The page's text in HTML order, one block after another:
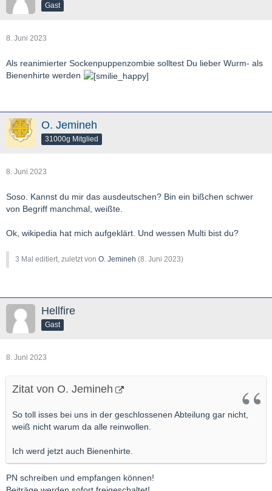
Gast
8. Juni 2023
Als reanimierter Sockenpuppenzombie solltest Du lieber Wurm- als
Bienenhirte werden
O. Jemineh
31000g Mitglied
8. Juni 2023
Soso. Kannst du mir das ausdeutschen? Bin ein bißchen schwer
von Begriff manchmal, weißte.
Ok, wikipedia hat mich aufgeklärt. Und wessen Multi bist du?
3 Mal editiert, zuletzt von O. Jemineh (8. Juni 2023)
Hellfire
Gast
8. Juni 2023
Zitat von O. Jemineh
So toll isses bei uns in der geschlossenen Abteilung gar nicht,
weiß nicht warum da alle reinwollen.
Ich werd jetzt auch Bienenhirte.
PN schreiben und empfangen können!